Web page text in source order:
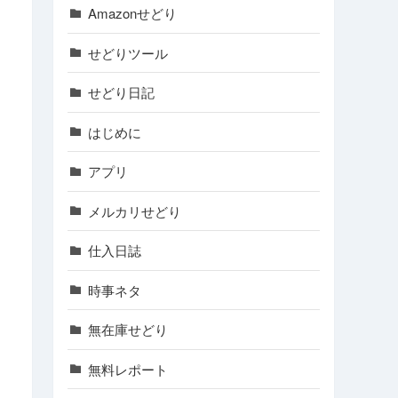
Amazonせどり
せどりツール
せどり日記
はじめに
アプリ
メルカリせどり
仕入日誌
時事ネタ
無在庫せどり
無料レポート